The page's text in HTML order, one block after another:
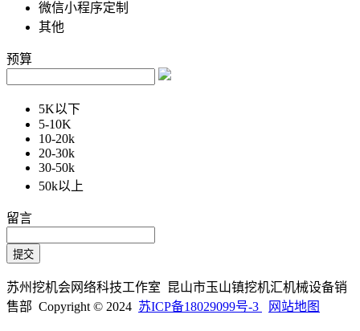
微信小程序定制
其他
预算
5K以下
5-10K
10-20k
20-30k
30-50k
50k以上
留言
苏州挖机会网络科技工作室 昆山市玉山镇挖机汇机械设备销
售部 Copyright © 2024 苏ICP备18029099号-3 网站地图